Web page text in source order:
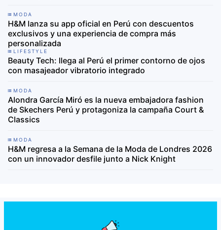
MODA
H&M lanza su app oficial en Perú con descuentos
exclusivos y una experiencia de compra más
personalizada
LIFESTYLE
Beauty Tech: llega al Perú el primer contorno de ojos
con masajeador vibratorio integrado
MODA
Alondra García Miró es la nueva embajadora fashion
de Skechers Perú y protagoniza la campaña Court &
Classics
MODA
H&M regresa a la Semana de la Moda de Londres 2026
con un innovador desfile junto a Nick Knight